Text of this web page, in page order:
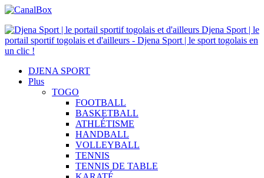
Djena Sport | le
portail sportif togolais et d'ailleurs - Djena Sport | le sport togolais en
un clic !
DJENA SPORT
Plus
TOGO
FOOTBALL
BASKETBALL
ATHLÉTISME
HANDBALL
VOLLEYBALL
TENNIS
TENNIS DE TABLE